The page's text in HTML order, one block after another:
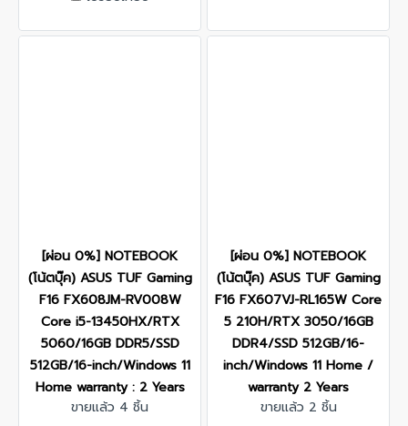
[ผ่อน 0%] NOTEBOOK
(โน้ตบุ๊ค) ASUS TUF Gaming
F16 FX608JM-RV008W
Core i5-13450HX/RTX
5060/16GB DDR5/SSD
512GB/16-inch/Windows 11
Home warranty : 2 Years
ขายแล้ว 4 ชิ้น
[ผ่อน 0%] NOTEBOOK
(โน้ตบุ๊ค) ASUS TUF Gaming
F16 FX607VJ-RL165W Core
5 210H/RTX 3050/16GB
DDR4/SSD 512GB/16-
inch/Windows 11 Home /
warranty 2 Years
ขายแล้ว 2 ชิ้น